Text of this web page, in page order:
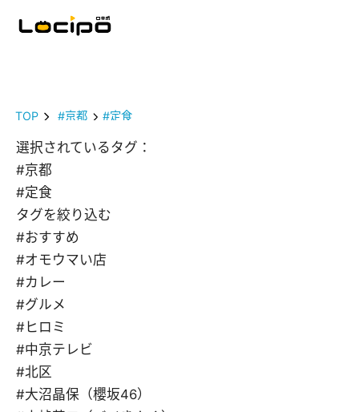
TOP #京都 #定食
選択されているタグ：
#京都
#定食
タグを絞り込む
#おすすめ
#オモウマい店
#カレー
#グルメ
#ヒロミ
#中京テレビ
#北区
#大沼晶保（櫻坂46）